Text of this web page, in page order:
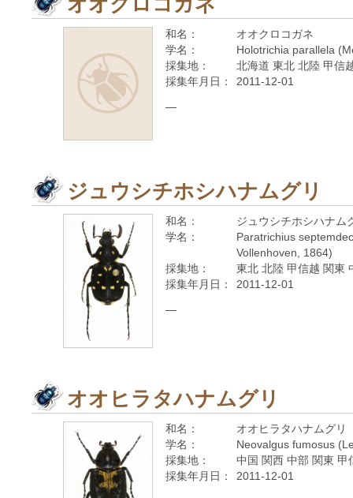
和名：
オオクロコガネ
学名：
Holotrichia parallela
採集地：
北海道 東北 北陸 甲信
採集年月日：
2011-12-01
—
ジュウシチホシハナムグリ
和名：
ジュウシチホシハナム
学名：
Paratrichius
Vollenhoven, 1864)
採集地：
東北 北陸 甲信越 関東
採集年月日：
2011-12-01
—
オオヒラタハナムグリ
和名：
オオヒラタハナムグリ
学名：
Neovalgus fumosus
採集地：
中国 関西 中部 関東
採集年月日：
2011-12-01